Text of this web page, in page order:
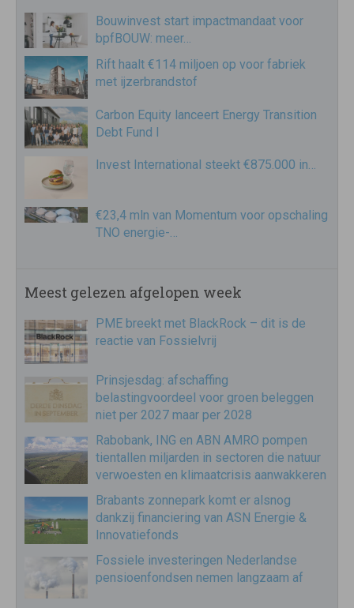
Bouwinvest start impactmandaat voor
bpfBOUW: meer…
Rift haalt €114 miljoen op voor fabriek
met ijzerbrandstof
Carbon Equity lanceert Energy Transition
Debt Fund I
Invest International steekt €875.000 in…
€23,4 mln van Momentum voor opschaling
TNO energie-…
Meest gelezen afgelopen week
PME breekt met BlackRock – dit is de
reactie van Fossielvrij
Prinsjesdag: afschaffing
belastingvoordeel voor groen beleggen
niet per 2027 maar per 2028
Rabobank, ING en ABN AMRO pompen
tientallen miljarden in sectoren die natuur
verwoesten en klimaatcrisis aanwakkeren
Brabants zonnepark komt er alsnog
dankzij financiering van ASN Energie &
Innovatiefonds
Fossiele investeringen Nederlandse
pensioenfondsen nemen langzaam af